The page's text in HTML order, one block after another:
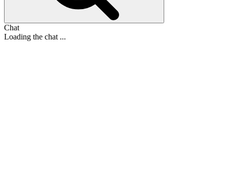
Chat
Loading the chat ...